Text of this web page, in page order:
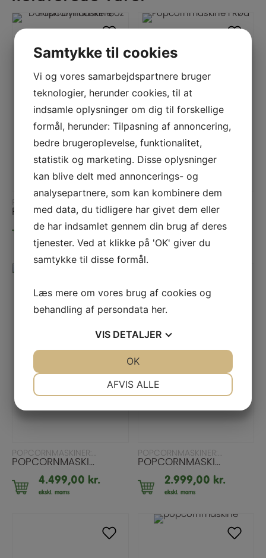
LÆS MERE
POPCORNMASKINE “DANISH DYNAMITE” 8OZ
3.499,00kr.
ekskl. moms
LÆS MERE
POPCORNMASKINE RØD – 8OZ
1.999,00kr.
ekskl. moms
POPCORNMASKINER: ALLE MODELLER
POPCORNMASKINE “DANISH DYNAMITE” MED SALGSVOGN 8OZ
4.499,00 kr.
ekskl. moms
POPCORNMASKINER: ALLE MODELLER
POPCORNMASKINE HVID/GULD 8OZ
2.999,00 kr.
ekskl. moms
Samtykke til cookies
Vi og vores samarbejdspartnere bruger
teknologier, herunder cookies, til at
indsamle oplysninger om dig til forskellige
formål, herunder: Tilpasning af annoncering,
bedre brugeroplevelse, funktionalitet,
statistik og marketing. Disse oplysninger
kan blive delt med annoncerings- og
analysepartnere, som kan kombinere dem
med data, du tidligere har givet dem eller
de har indsamlet gennem din brug af deres
tjenester. Ved at klikke på 'OK' giver du
samtykke til disse formål.
Læs mere om vores brug af cookies og
behandling af persondata her.
VIS DETALJER
AFVIS ALLE
OK